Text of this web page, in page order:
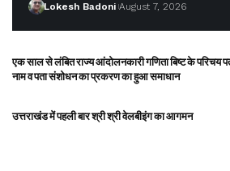
Lokesh Badoni August 7, 2026
एक साल से लंबित राज्य आंदोलनकारी गणिता बिष्ट के परिचय
नाम व पता संशोधन का प्रकरण का हुआ समाधान
उत्तराखंड में पहली बार श्री श्री वेलबीइंग का आगमन